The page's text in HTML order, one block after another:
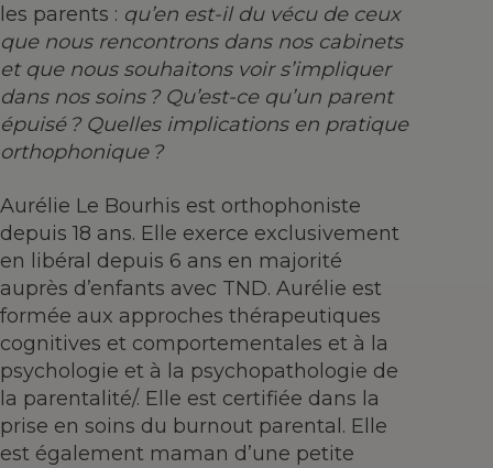
les parents : qu’en est-il du vécu de ceux
que nous rencontrons dans nos cabinets
et que nous souhaitons voir s’impliquer
dans nos soins ? Qu’est-ce qu’un parent
épuisé ? Quelles implications en pratique
orthophonique ?
Aurélie Le Bourhis est orthophoniste
depuis 18 ans. Elle exerce exclusivement
en libéral depuis 6 ans en majorité
auprès d’enfants avec TND. Aurélie est
formée aux approches thérapeutiques
cognitives et comportementales et à la
psychologie et à la psychopathologie de
la parentalité/. Elle est certifiée dans la
prise en soins du burnout parental. Elle
est également maman d’une petite